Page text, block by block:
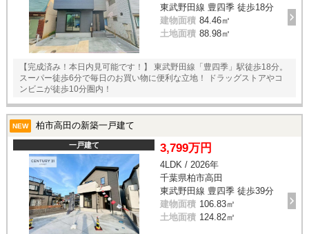
東武野田線 豊四季 徒歩18分
建物面積 84.46㎡
土地面積 88.98㎡
【完成済み！本日内見可能です！】 東武野田線「豊四季」駅徒歩18分。
スーパー徒歩6分で毎日のお買い物に便利な立地！ ドラッグストアやコ
ンビニが徒歩10分圏内！
NEW 柏市高田の新築一戸建て
一戸建て 3,799万円
4LDK / 2026年
千葉県柏市高田
東武野田線 豊四季 徒歩39分
建物面積 106.83㎡
土地面積 124.82㎡